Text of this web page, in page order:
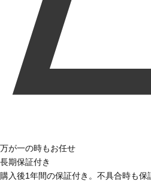
万が一の時もお任せ
長期保証付き
購入後1年間の保証付き。不具合時も